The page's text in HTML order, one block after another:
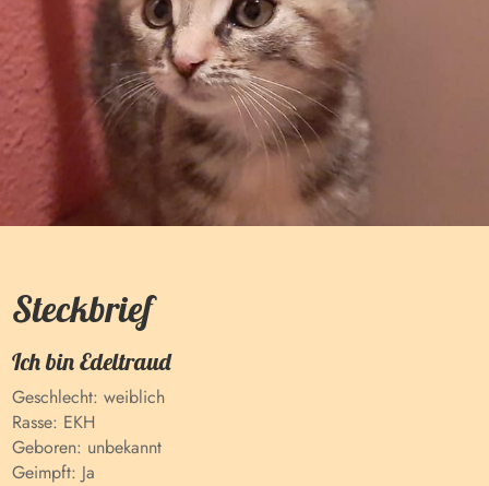
Steckbrief
Ich binEdeltraud
Geschlecht:weiblich
Rasse: EKH
Geboren: unbekannt
Geimpft: Ja